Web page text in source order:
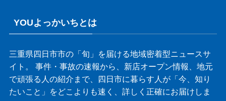
YOUよっかいちとは
三重県四日市市の「旬」を届ける地域密着型ニュースサ
イト。 事件・事故の速報から、新店オープン情報、地元
で頑張る人の紹介まで、四日市に暮らす人が「今、知り
たいこと」をどこよりも速く、詳しく正確にお届けしま